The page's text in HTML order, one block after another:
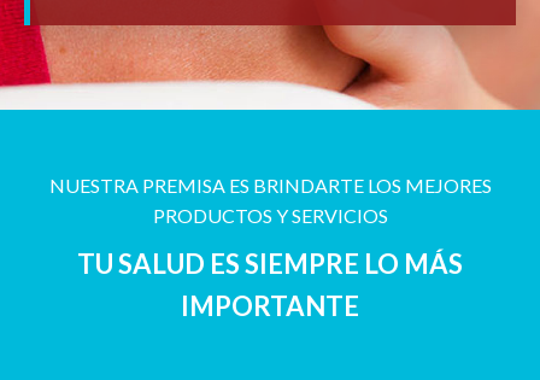
NUESTRA PREMISA ES BRINDARTE LOS MEJORES
PRODUCTOS Y SERVICIOS
TU SALUD ES SIEMPRE LO MÁS
IMPORTANTE